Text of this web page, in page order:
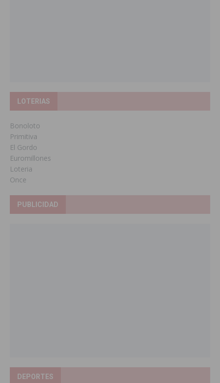
LOTERIAS
Bonoloto
Primitiva
El Gordo
Euromillones
Loteria
Once
PUBLICIDAD
DEPORTES